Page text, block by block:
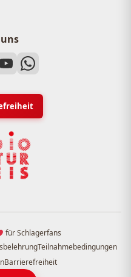
für Schlagerfans
Teilnahmebedingungen
Barrierefreiheit